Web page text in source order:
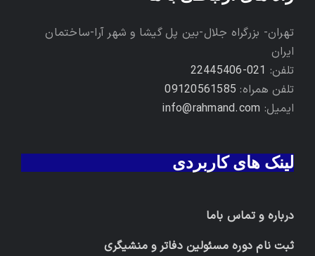
تهران- بزرگراه جلال-بین پل گیشا و شهر آرا-ساختمان
ایران
تلفن: 021-22445406
تلفن همراه: 09120561585
ایمیل: info@rahmand.com
لینک های کاربردی
درباره و تماس باما
ثبت نام دوره مسئولین دفاتر و منشیگری